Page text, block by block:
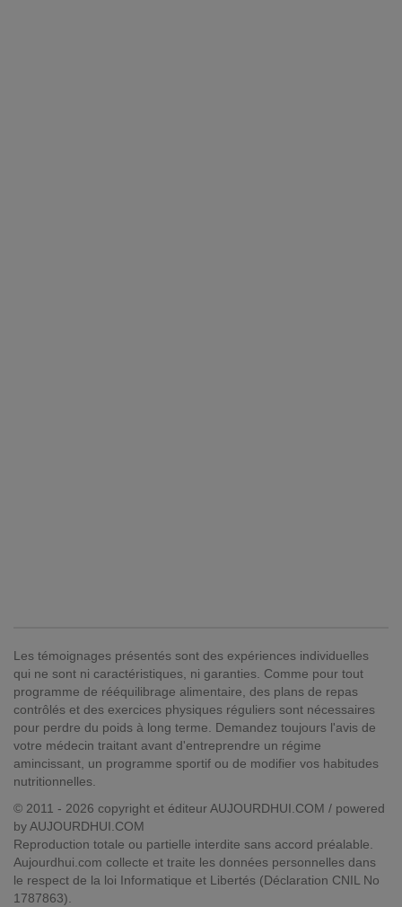
Les témoignages présentés sont des expériences individuelles
qui ne sont ni caractéristiques, ni garanties. Comme pour tout
programme de rééquilibrage alimentaire, des plans de repas
contrôlés et des exercices physiques réguliers sont nécessaires
pour perdre du poids à long terme. Demandez toujours l'avis de
votre médecin traitant avant d'entreprendre un régime
amincissant, un programme sportif ou de modifier vos habitudes
nutritionnelles.
© 2011 - 2026 copyright et éditeur AUJOURDHUI.COM / powered
by AUJOURDHUI.COM
Reproduction totale ou partielle interdite sans accord préalable.
Aujourdhui.com collecte et traite les données personnelles dans
le respect de la loi Informatique et Libertés (Déclaration CNIL No
1787863).